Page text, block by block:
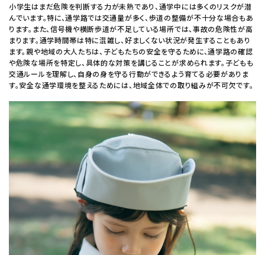
小学生はまだ危険を判断する力が未熟であり、通学中には多くのリスクが潜
んでいます。特に、通学路では交通量が多く、歩道の整備が不十分な場合もあ
ります。また、信号機や横断歩道が不足している場所では、事故の危険性が高
まります。通学時間帯は特に混雑し、好ましくない状況が発生することもあり
ます。親や地域の大人たちは、子どもたちの安全を守るために、通学路の確認
や危険な場所を特定し、具体的な対策を講じることが求められます。子どもも
交通ルールを理解し、自身の身を守る行動ができるよう育てる必要がありま
す。安全な通学環境を整えるためには、地域全体での取り組みが不可欠です。